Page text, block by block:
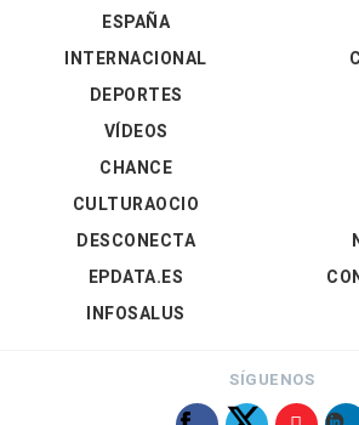
ESPAÑA
INTERNACIONAL
DEPORTES
VÍDEOS
CHANCE
CULTURAOCIO
DESCONECTA
EPDATA.ES
INFOSALUS
SÍGUENOS